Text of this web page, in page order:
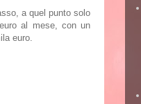
a quel punto solo
al mese, con un
euro.